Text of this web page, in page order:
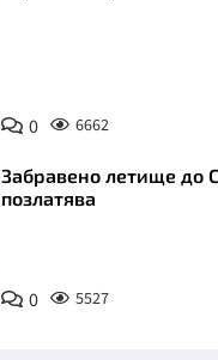
0 6662
Забравено летище до
позлатява
0 5527